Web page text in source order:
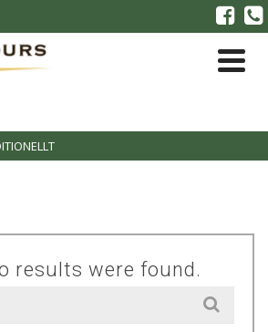
results were found.